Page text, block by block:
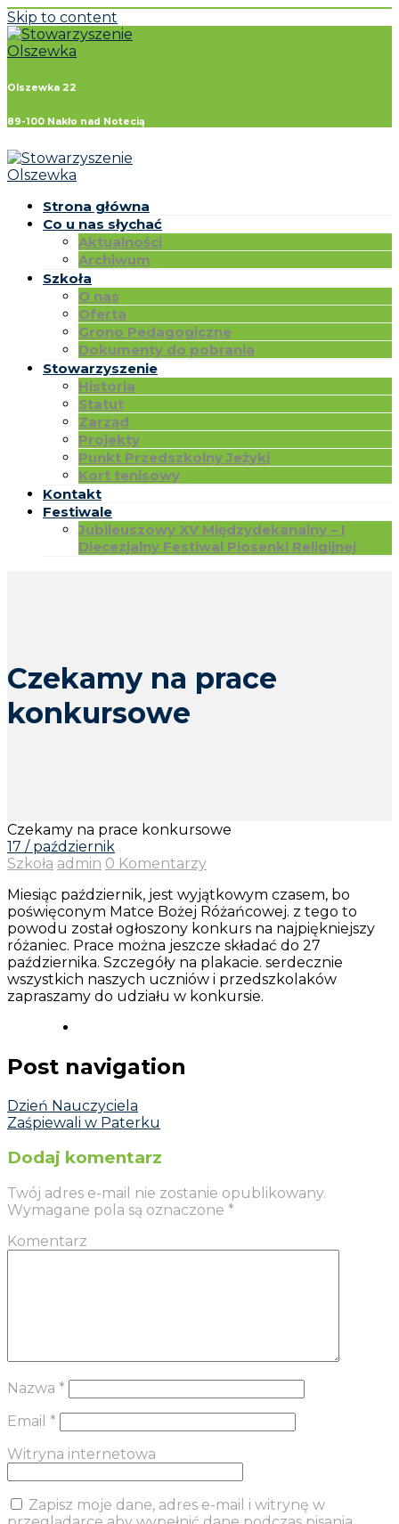
Skip to content
Olszewka 22
89-100 Nakło nad Notecią
Strona główna
Co u nas słychać
Aktualności
Archiwum
Szkoła
O nas
Oferta
Grono Pedagogiczne
Dokumenty do pobrania
Stowarzyszenie
Historia
Statut
Zarząd
Projekty
Punkt Przedszkolny Jeżyki
Kort tenisowy
Kontakt
Festiwale
Jubileuszowy XV Międzydekanalny – I
Diecezjalny Festiwal Piosenki Religijnej
Czekamy na prace
konkursowe
Czekamy na prace konkursowe
17 / październik
Szkoła admin 0 Komentarzy
Miesiąc październik, jest wyjątkowym czasem, bo
poświęconym Matce Bożej Różańcowej. z tego to
powodu został ogłoszony konkurs na najpiękniejszy
różaniec. Prace można jeszcze składać do 27
października. Szczegóły na plakacie. serdecznie
wszystkich naszych uczniów i przedszkolaków
zapraszamy do udziału w konkursie.
Post navigation
Dzień Nauczyciela
Zaśpiewali w Paterku
Dodaj komentarz
Twój adres e-mail nie zostanie opublikowany.
Wymagane pola są oznaczone *
Komentarz
Nazwa *
Email *
Witryna internetowa
Zapisz moje dane, adres e-mail i witrynę w